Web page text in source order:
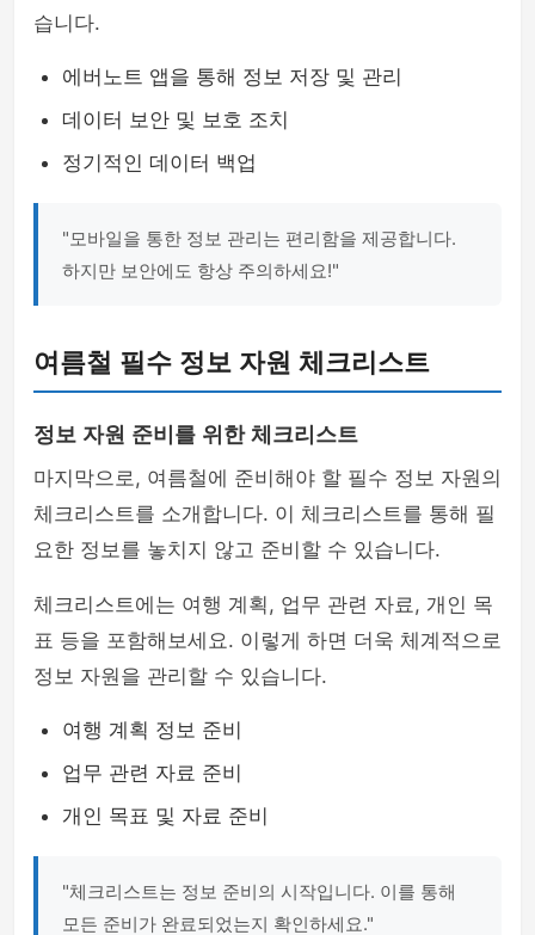
습니다.
에버노트 앱을 통해 정보 저장 및 관리
데이터 보안 및 보호 조치
정기적인 데이터 백업
"모바일을 통한 정보 관리는 편리함을 제공합니다.
하지만 보안에도 항상 주의하세요!"
여름철 필수 정보 자원 체크리스트
정보 자원 준비를 위한 체크리스트
마지막으로, 여름철에 준비해야 할 필수 정보 자원의
체크리스트를 소개합니다. 이 체크리스트를 통해 필
요한 정보를 놓치지 않고 준비할 수 있습니다.
체크리스트에는 여행 계획, 업무 관련 자료, 개인 목
표 등을 포함해보세요. 이렇게 하면 더욱 체계적으로
정보 자원을 관리할 수 있습니다.
여행 계획 정보 준비
업무 관련 자료 준비
개인 목표 및 자료 준비
"체크리스트는 정보 준비의 시작입니다. 이를 통해
모든 준비가 완료되었는지 확인하세요."